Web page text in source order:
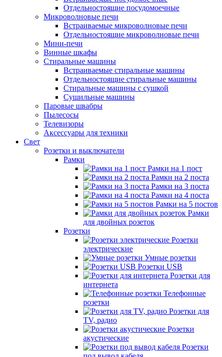
Отдельностоящие посудомоечные
Микроволновые печи
Встраиваемые микроволновые печи
Отдельностоящие микроволновые печи
Мини-печи
Винные шкафы
Стиральные машины
Встраиваемые стиральные машины
Отдельностоящие стиральные машины
Стиральные машины с сушкой
Сушильные машины
Паровые швабры
Пылесосы
Телевизоры
Аксессуары для техники
Свет
Розетки и выключатели
Рамки
Рамки на 1 пост
Рамки на 2 поста
Рамки на 3 поста
Рамки на 4 поста
Рамки на 5 постов
Рамки
для двойных розеток
Розетки
Розетки
электрические
Умные розетки
Розетки USB
Розетки для
интернета
Телефонные
розетки
Розетки для
TV, радио
Розетки
акустические
Розетки